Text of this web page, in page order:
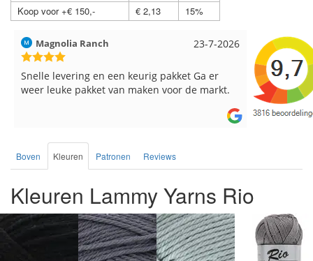
Koop voor +€ 150,-
€ 2,13 15%
17-7-2026
Hilde uit Loyers
Reeds meerdere keren breigaren en
breinaalden besteld, altijd heel tevreden over
Loes uit
Snelle
Boven Kleuren Patronen Reviews
Kleuren Lammy Yarns Rio